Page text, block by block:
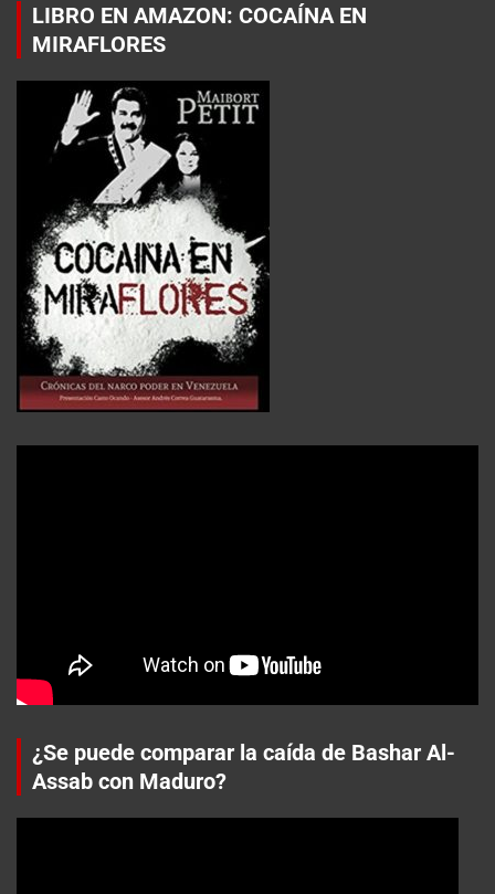
LIBRO EN AMAZON: COCAÍNA EN
MIRAFLORES
¿Se puede comparar la caída de Bashar Al-
Assab con Maduro?